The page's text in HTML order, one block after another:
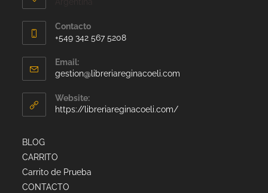
Contacto
+549 342 567 5208
Email:
gestion@libreriareginacoeli.com
Website:
https://libreriareginacoeli.com/
BLOG
CARRITO
Carrito de Prueba
CONTACTO